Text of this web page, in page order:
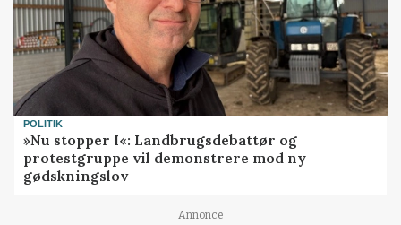
POLITIK
»Nu stopper I«: Landbrugsdebattør og
protestgruppe vil demonstrere mod ny
gødskningslov
Annonce